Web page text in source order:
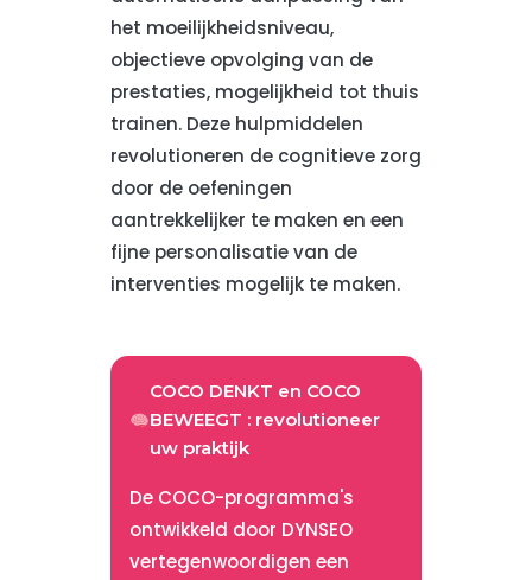
het moeilijkheidsniveau,
objectieve opvolging van de
prestaties, mogelijkheid tot thuis
trainen. Deze hulpmiddelen
revolutioneren de cognitieve zorg
door de oefeningen
aantrekkelijker te maken en een
fijne personalisatie van de
interventies mogelijk te maken.
COCO DENKT en COCO
BEWEEGT : revolutioneer
uw praktijk
De COCO-programma's
ontwikkeld door DYNSEO
vertegenwoordigen een